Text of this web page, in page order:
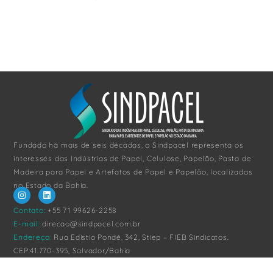
Fundado há mais de seis décadas, o Sindpacel representa os
interesses das Indústrias de Papel, Celulose, Papelão, Pasta de
Madeira para Papel e Artefatos de Papel e Papelão, localizadas
no Estado da Bahia.
Contato: +55 71 99626-2258
E-mail: direcao@sindpacel.com.br
Endereço: Rua Edístio Pondé, 342, Stiep – FIEB Sindicatos.
CEP:41.770-395, Salvador/Bahia